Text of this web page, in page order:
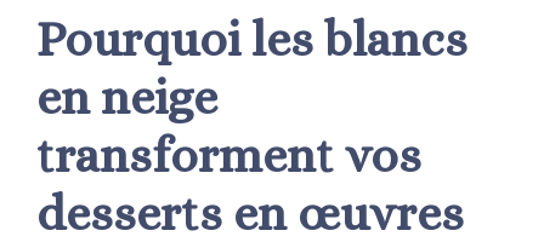
Pourquoi les blancs
en neige
transforment vos
desserts en œuvres